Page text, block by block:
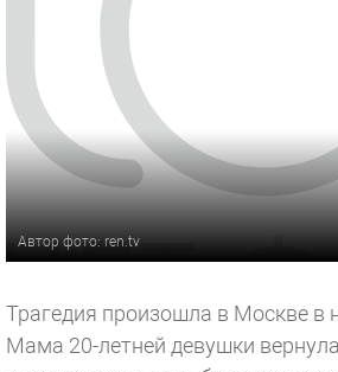
Автор фото: ren.tv
Трагедия произошла в Москве в
Мама 20-летней девушки